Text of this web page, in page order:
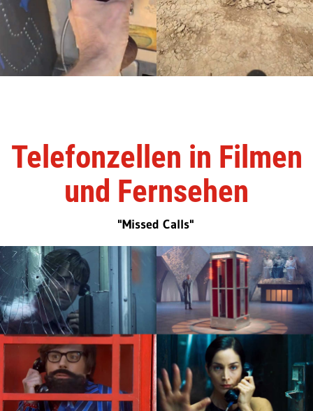
Telefonzellen in Filmen
und Fernsehen
"Missed Calls"